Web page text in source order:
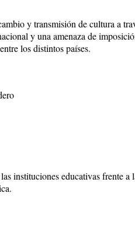
y transmisión de cultura a
y una amenaza de
los distintos países.
instituciones educativas frente a